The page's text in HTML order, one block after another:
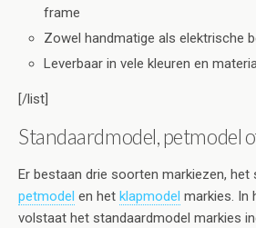
frame
Zowel handmatige als elektrische
Leverbaar in vele kleuren en
[/list]
Standaardmodel, petmodel
Er bestaan drie soorten markiezen, het
petmodel en het klapmodel markies. In
volstaat het standaardmodel markies